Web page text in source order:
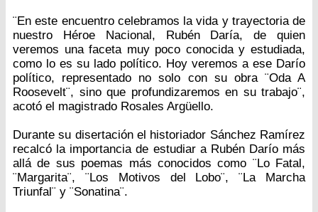
¨En este encuentro celebramos la vida y trayectoria de
nuestro Héroe Nacional, Rubén Daría, de quien
veremos una faceta muy poco conocida y estudiada,
como lo es su lado político. Hoy veremos a ese Darío
político, representado no solo con su obra ¨Oda A
Roosevelt¨, sino que profundizaremos en su trabajo¨,
acotó el magistrado Rosales Argüello.
Durante su disertación el historiador Sánchez Ramírez
recalcó la importancia de estudiar a Rubén Darío más
allá de sus poemas más conocidos como ¨Lo Fatal,
¨Margarita¨, ¨Los Motivos del Lobo¨, ¨La Marcha
Triunfal¨ y ¨Sonatina¨.